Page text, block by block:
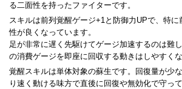
る二面性を持ったファイターです。
スキルは前列覚醒ゲージ+1と防御力UPで、特に
性が良くなっています。
足が非常に遅く先駆けてゲージ加速するのは難
の消費ゲージを即座に回収する動きはしやすくな
覚醒スキルは単体対象の蘇生です。回復量が少
り速く動ける味方で直後に回復や無効化で守っ